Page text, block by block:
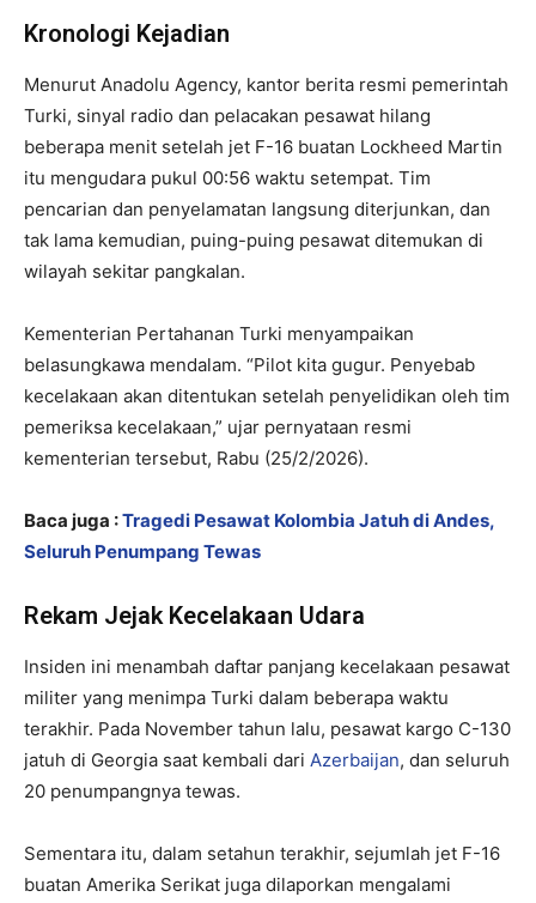
Kronologi Kejadian
Menurut Anadolu Agency, kantor berita resmi pemerintah
Turki, sinyal radio dan pelacakan pesawat hilang
beberapa menit setelah jet F-16 buatan Lockheed Martin
itu mengudara pukul 00:56 waktu setempat. Tim
pencarian dan penyelamatan langsung diterjunkan, dan
tak lama kemudian, puing-puing pesawat ditemukan di
wilayah sekitar pangkalan.
Kementerian Pertahanan Turki menyampaikan
belasungkawa mendalam. “Pilot kita gugur. Penyebab
kecelakaan akan ditentukan setelah penyelidikan oleh tim
pemeriksa kecelakaan,” ujar pernyataan resmi
kementerian tersebut, Rabu (25/2/2026).
Baca juga :Tragedi Pesawat Kolombia Jatuh di Andes,
Seluruh Penumpang Tewas
Rekam Jejak Kecelakaan Udara
Insiden ini menambah daftar panjang kecelakaan pesawat
militer yang menimpa Turki dalam beberapa waktu
terakhir. Pada November tahun lalu, pesawat kargo C-130
jatuh di Georgia saat kembali dari Azerbaijan, dan seluruh
20 penumpangnya tewas.
Sementara itu, dalam setahun terakhir, sejumlah jet F-16
buatan Amerika Serikat juga dilaporkan mengalami